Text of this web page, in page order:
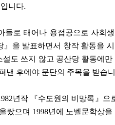
니다.
들로 태어나 용접공으로 사회
』을 발표하면서 창작 활동을
도 쓰지 않고 공산당 활동에만
낸 후에야 문단의 주목을 받습
년작 『수도원의 비망록』으
랐으며 1998년에 노벨문학상을